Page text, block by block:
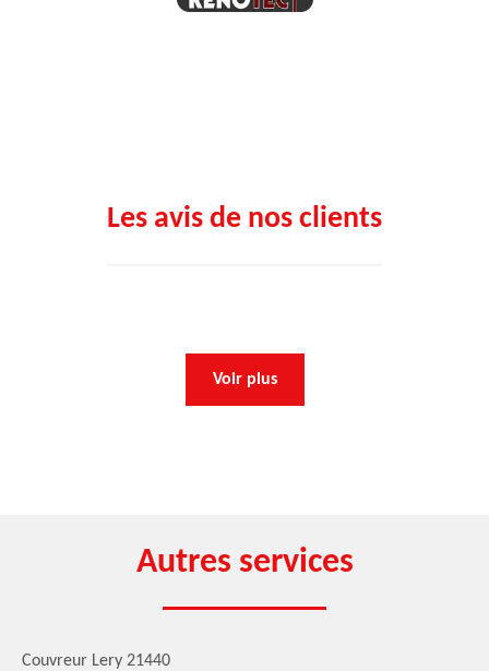
Les avis de nos clients
Voir plus
Autres services
Couvreur Lery 21440